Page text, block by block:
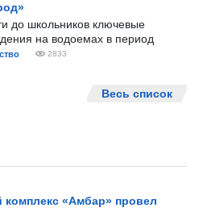
до школьников ключевые
на водоемах в период
2833
Весь список
«Амбар» провел